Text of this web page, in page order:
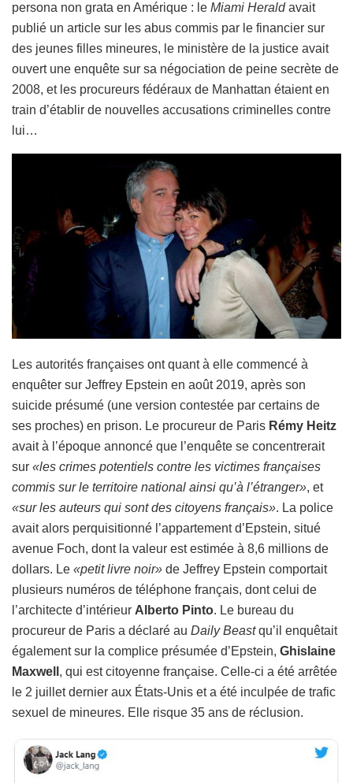
persona non grata en Amérique : le Miami Heraldavait
publié un article sur les abus commis par le financier sur
des jeunes filles mineures, le ministère de la justice avait
ouvert une enquête sur sa négociation de peine secrète de
2008, et les procureurs fédéraux de Manhattan étaient en
train d’établir de nouvelles accusations criminelles contre
lui…
Les autorités françaises ont quant à elle commencé à
enquêter sur Jeffrey Epstein en août 2019, après son
suicide présumé (une version contestée par certains de
ses proches) en prison. Le procureur de Paris Rémy Heitz
avait à l’époque annoncé que l’enquête se concentrerait
sur «les crimes potentiels contre les victimes françaises
commis sur le territoire national ainsi qu’à l’étranger», et
«sur les auteurs qui sont des citoyens français». La police
avait alors perquisitionné l’appartement d’Epstein, situé
avenue Foch, dont la valeur est estimée à 8,6 millions de
dollars. Le «petit livre noir» de Jeffrey Epstein comportait
plusieurs numéros de téléphone français, dont celui de
l’architecte d’intérieur Alberto Pinto. Le bureau du
procureur de Paris a déclaré au Daily Beastqu’il enquêtait
également sur la complice présumée d’Epstein, Ghislaine
Maxwell , qui est citoyenne française. Celle-ci a été arrêtée
le 2 juillet dernier aux États-Unis et a été inculpée de trafic
sexuel de mineures. Elle risque 35 ans de réclusion.